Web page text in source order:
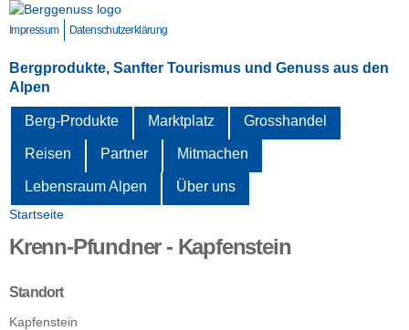
zum
Impressum Datenschutzerklärung
Bergprodukte, Sanfter Tourismus und Genuss aus den
Alpen
Berg-Produkte Marktplatz Grosshandel
Reisen Partner Mitmachen
Lebensraum Alpen Über uns
Sie sind hier
Startseite
Krenn-Pfundner - Kapfenstein
Standort
Kapfenstein